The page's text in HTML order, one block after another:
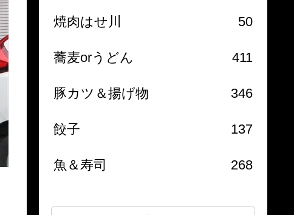
焼肉はせ川 50
蕎麦orうどん 411
豚カツ＆揚げ物 346
餃子 137
魚＆寿司 268